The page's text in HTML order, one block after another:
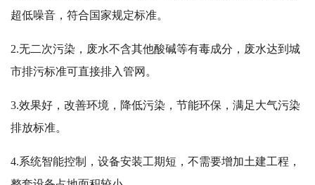
超低噪音，符合国家规定标准。
2.无二次污染，废水不含其他酸碱等有毒成分，废水达到城
市排污标准可直接排入管网。
3.效果好，改善环境，降低污染，节能环保，满足大气污染
排放标准。
4.系统智能控制，设备安装工期短，不需要增加土建工程，